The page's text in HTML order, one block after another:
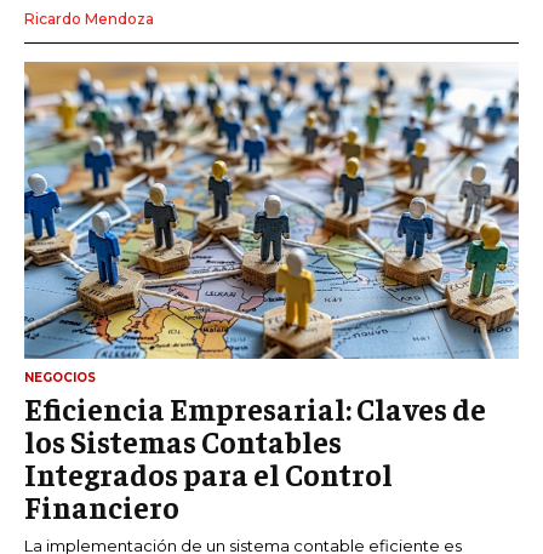
Ricardo Mendoza
NEGOCIOS
Eficiencia Empresarial: Claves de
los Sistemas Contables
Integrados para el Control
Financiero
La implementación de un sistema contable eficiente es